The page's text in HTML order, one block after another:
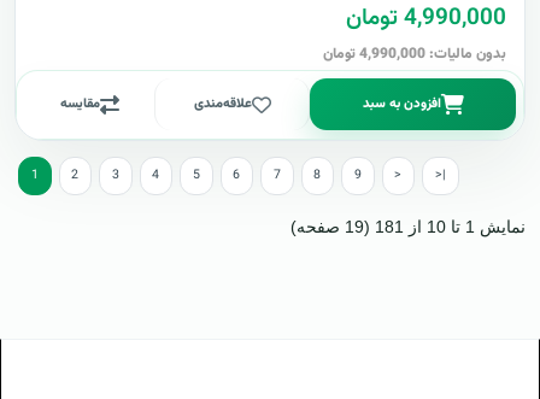
4,990,000 تومان
بدون مالیات: 4,990,000 تومان
افزودن به سبد علاقه‌مندی مقایسه
1 2 3 4 5 6 7 8 9 > >|
نمایش 1 تا 10 از 181 (19 صفحه)